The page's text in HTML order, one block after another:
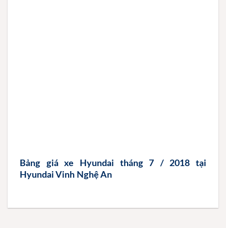
Bảng giá xe Hyundai tháng 7 / 2018 tại
Hyundai Vinh Nghệ An